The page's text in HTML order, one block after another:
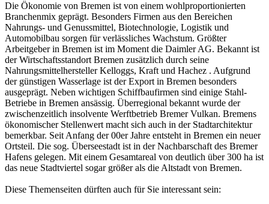
Die Ökonomie von Bremen ist von einem wohlproportionierten
Branchenmix geprägt. Besonders Firmen aus den Bereichen
Nahrungs- und Genussmittel, Biotechnologie, Logistik und
Automobilbau sorgen für verlässliches Wachstum. Größter
Arbeitgeber in Bremen ist im Moment die Daimler AG. Bekannt ist
der Wirtschaftsstandort Bremen zusätzlich durch seine
Nahrungsmittelhersteller Kelloggs, Kraft und Hachez . Aufgrund
der günstigen Wasserlage ist der Export in Bremen besonders
ausgeprägt. Neben wichtigen Schiffbaufirmen sind einige Stahl-
Betriebe in Bremen ansässig. Überregional bekannt wurde der
zwischenzeitlich insolvente Werftbetrieb Bremer Vulkan. Bremens
ökonomischer Stellenwert macht sich auch in der Stadtarchitektur
bemerkbar. Seit Anfang der 00er Jahre entsteht in Bremen ein neuer
Ortsteil. Die sog. Überseestadt ist in der Nachbarschaft des Bremer
Hafens gelegen. Mit einem Gesamtareal von deutlich über 300 ha ist
das neue Stadtviertel sogar größer als die Altstadt von Bremen.
Diese Themenseiten dürften auch für Sie interessant sein: